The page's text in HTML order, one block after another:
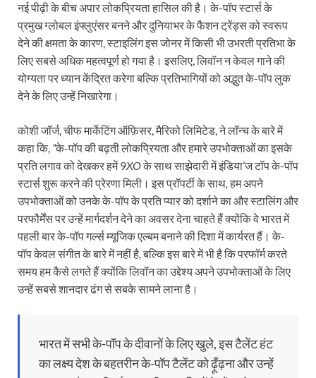
नई पीढ़ी के बीच अपार लोकप्रियता हासिल की है। के-पॉप स्टार्स के
प्रमुख ग्‍लोबल इंफ्लुएंसर बनने और दुनियाभर के फैशन ट्रेंड्स को स्वरूप
देने की क्षमता के कारण, स्टाइलिंग इस जोनर में किसी भी उभरती प्रतिभा के
लिए सबसे अधिक महत्वपूर्ण हो गया है। इसलिए, लिवॉन न केवल गाने की
योग्यता पर ध्यान केंद्रित करेगा बल्कि प्रतिभागियों को अद्भुत के-पॉप लुक
देने के लिए उन्‍हें निखारेगा।
कोशी जॉर्ज, चीफ मार्केटिंग ऑफ़िसर, मैरिको लिमिटेड, ने लॉन्‍च के बारे में
कहा कि, “के-पॉप की बढ़ती लोकप्रियता और हमारे उपभोक्ताओं का इसके
प्रति लगाव को देखकर हमें 9XOके साथ साझेदारी में इंडिया’ज टॉप के-पॉप
स्‍टार्स शुरू करने की प्रेरणा मिली। इस प्रॉपर्टी के साथ,हम अपने
उपभोक्ताओं को उनके के-पॉप के प्रति प्‍यार को दर्शाने का और स्टालिंग और
परफौर्मेंस पर उन्‍हें मार्गदर्शन देने का अवसर देना चाहते हैं क्योंकि वे भारत में
पहली बार के-पॉप गर्ल्स म्यूजिक एल्बम बनाने की दिशा में कार्यरत हैं। के-
पॉप केवल संगीत के बारे में नहीं है,बल्कि इस बारे में भी है कि परफॉर्म करते
समय हम कैसे लगते हैं क्‍योंकि लिवॉन का उद्देश्य अपने उपभोक्ताओं के लिए
उन्‍हें सबसे शानदार ढंग से सबके सामने लाना है।
भारत में सभी के-पॉप के दीवानों के लिए खुले, इस टैलेंट हंट
का लक्ष्य देश के बहतरीन के-पॉप टैलेंट को ढ़ूँढ़ना और उन्‍हें